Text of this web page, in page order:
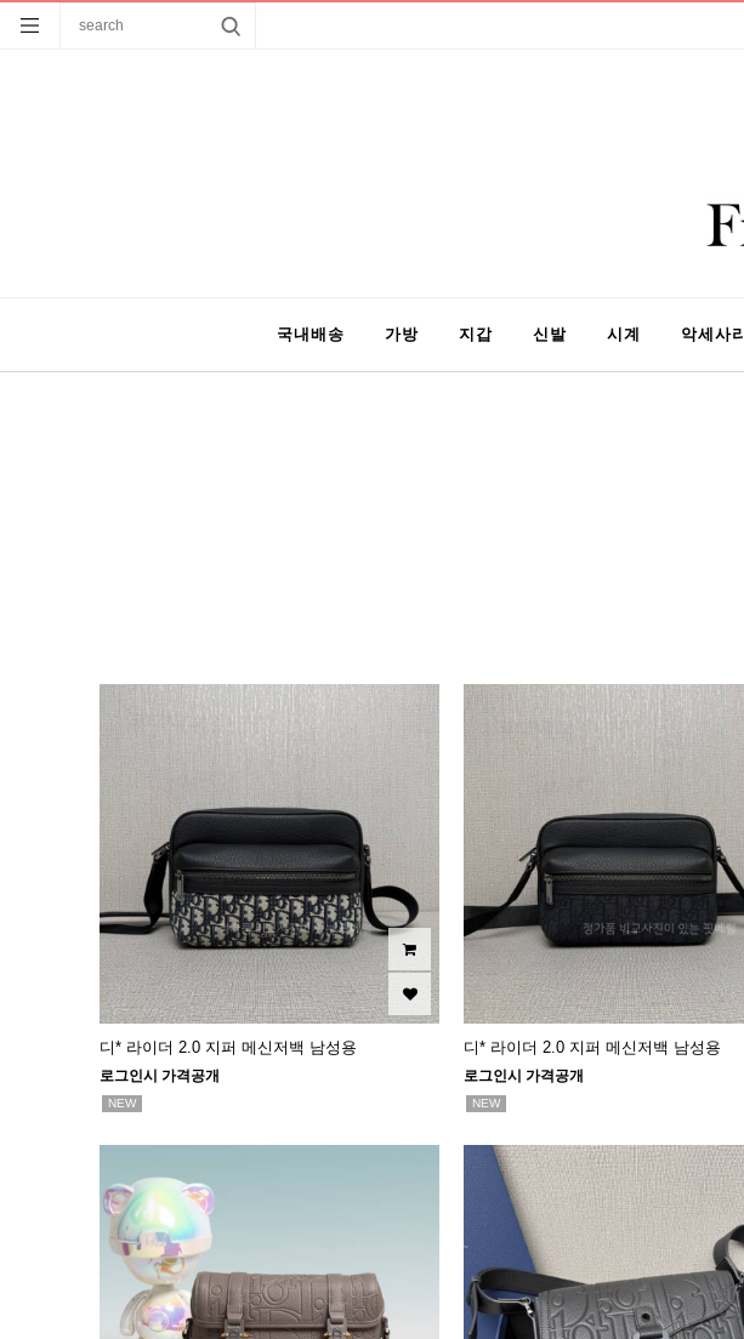
국내배송 가방 지갑 신발 시계 악세사리
디* 라이더 2.0 지퍼 메신저백 남성용
로그인시 가격공개
NEW
디* 라이더 2.0 지퍼 메신저백 남성용
로그인시 가격공개
NEW